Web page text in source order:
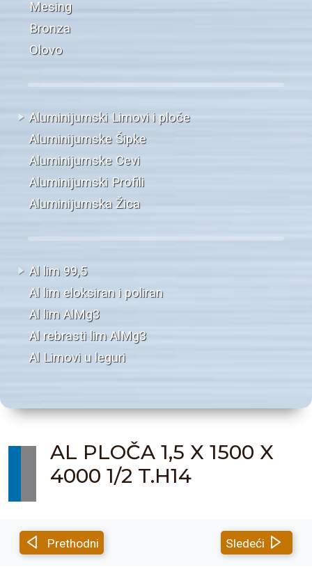
Mesing
Bronza
Olovo
Aluminijumski Limovi i ploče
Aluminijumske Šipke
Aluminijumske Cevi
Aluminijumski Profili
Aluminijumska Žica
Al lim 99,5
Al lim eloksiran i poliran
Al lim AlMg3
Al rebrasti lim AlMg3
Al Limovi u leguri
AL PLOČA 1,5 X 1500 X
4000 1/2 T.H14
Prethodni Sledeći